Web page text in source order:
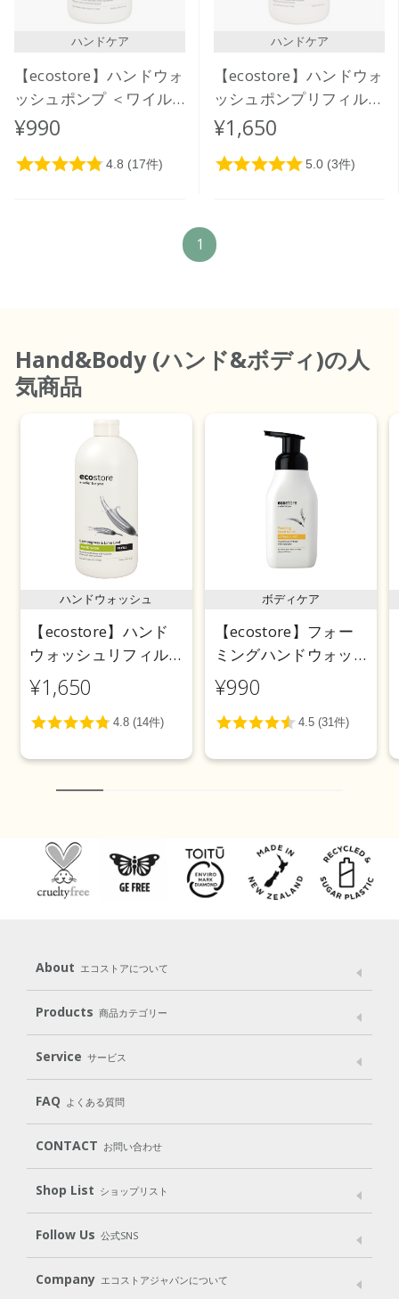
ハンドケア
【ecostore】ハンドウォ
ッシュポンプ ＜ワイル
ドローズ＆シダー＞
¥990
ハンドケア
【ecostore】ハンドウォ
ッシュポンプリフィル
＜ワイルドローズ＆シダ
ー＞ 850mL
¥1,650
1
Hand&Body (ハンド&ボディ)の人
気商品
ハンドウォッシュ
【ecostore】ハンド
ウォッシュリフィル
＜レモングラス＆ラ
イムリーフ＞850mL
¥1,650
ボディケア
【ecostore】フォー
ミングハンドウォッ
シュポンプ ＜シトラ
スバースト＞ 250ｍL
¥990
About エコストアについて
メッセージ ブランドストーリー
パッケージへのこだわり
動物実験をしない
Products 商品カテゴリー
Laundry
Body（ボディ） Hair（ヘア） Oral care（オーラルケア）
Goods （グッズ）
Gift set
Service サービス
User Guide
Subscription（定期便）
FAQ よくある質問
CONTACT お問い合わせ
Shop List ショップリスト
Shop List
Follow Us 公式SNS
LINE＠ Instagram Facebook
Company エコストアジャパンについて